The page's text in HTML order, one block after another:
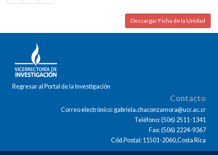
Descargar Ficha de la Unidad
Regresar al Portal de la Investigación
Contacto
Correo electrónico: gabriela.chaconzamora@ucr.ac.cr
Teléfono: (506) 2511-1341
Fax: (506) 2224-9367
Cód.Postal: 11501-2060,Costa Rica